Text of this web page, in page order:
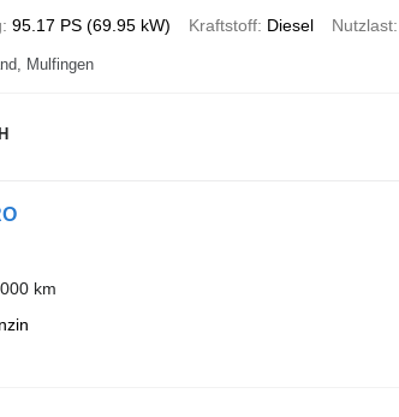
95.17 PS (69.95 kW) Kraftstoff Diesel Nutzlast
Mulfingen
km